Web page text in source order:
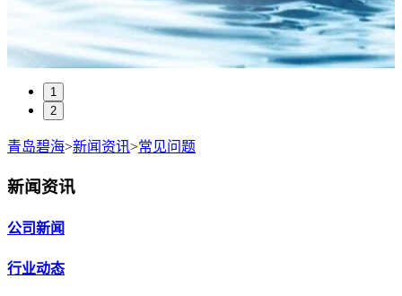
1
2
青岛碧海>新闻资讯>常见问题
新闻资讯
公司新闻
行业动态